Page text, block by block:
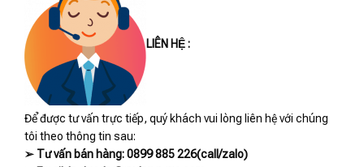
LIÊN HỆ :
Để được tư vấn trực tiếp, quý khách vui lòng liên hệ với chúng
tôi theo thông tin sau:
➢ Tư vấn bán hàng: 0899 885 226(call/zalo)